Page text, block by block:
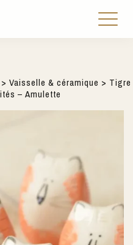
> Vaisselle & céramique > Tigre
– Amulette